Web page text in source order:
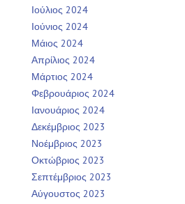
Ιούλιος 2024
Ιούνιος 2024
Μάιος 2024
Απρίλιος 2024
Μάρτιος 2024
Φεβρουάριος 2024
Ιανουάριος 2024
Δεκέμβριος 2023
Νοέμβριος 2023
Οκτώβριος 2023
Σεπτέμβριος 2023
Αύγουστος 2023